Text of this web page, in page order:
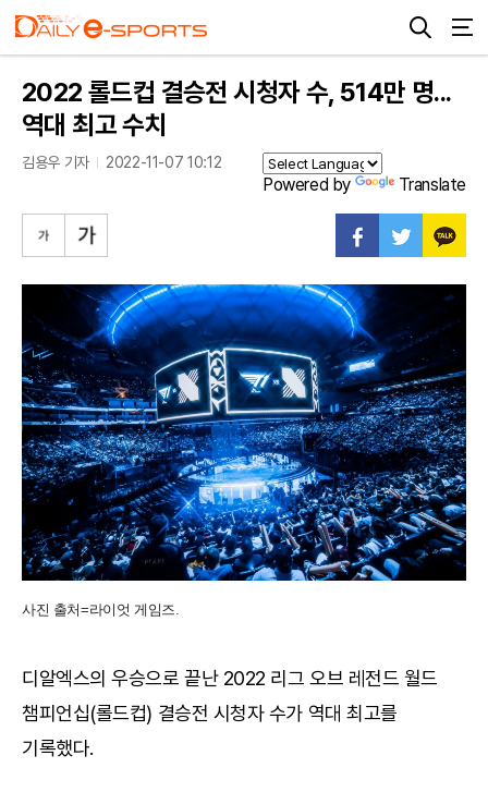
2022 롤드컵 결승전 시청자 수, 514만 명...
역대 최고 수치
김용우 기자 2022-11-07 10:12
Powered by Translate
사진 출처=라이엇 게임즈.
디알엑스의 우승으로 끝난 2022 리그 오브 레전드 월드
챔피언십(롤드컵) 결승전 시청자 수가 역대 최고를
기록했다.